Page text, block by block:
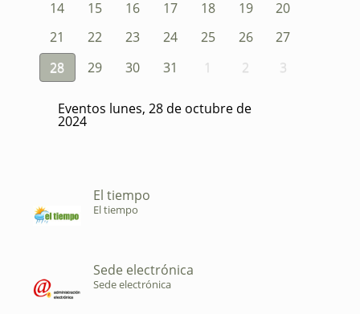
14
15 16 17 18 19
20
21
22 23 24 25 26
27
28
29 30 31 1 2 3
Eventos lunes, 28 de octubre de
2024
El tiempo
El tiempo
Sede electrónica
Sede electrónica